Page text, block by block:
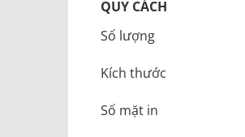
QUY CÁCH
Số lượng
Kích thước
Số mặt in